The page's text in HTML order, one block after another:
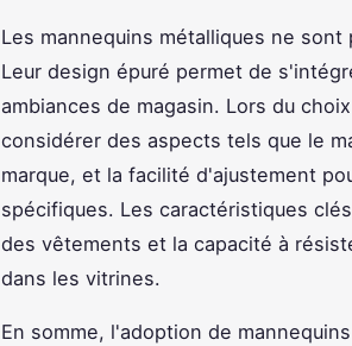
Les mannequins métalliques ne
Leur design épuré permet de
ambiances de magasin. Lors du
considérer des aspects tels que le
marque, et la facilité d'ajustement
spécifiques. Les caractéristiques
des vêtements et la capacité à
dans les vitrines.
En somme, l'adoption de